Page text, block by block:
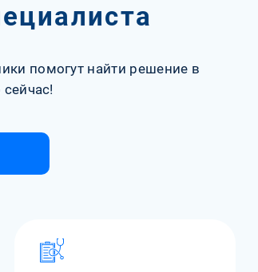
помогут найти решение в